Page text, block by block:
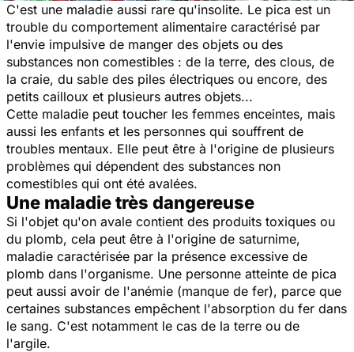
C'est une maladie aussi rare qu'insolite. Le pica est un
trouble du comportement alimentaire caractérisé par
l'envie impulsive de manger des objets ou des
substances non comestibles : de la terre, des clous, de
la craie, du sable des piles électriques ou encore, des
petits cailloux et plusieurs autres objets...
Cette maladie peut toucher les femmes enceintes, mais
aussi les enfants et les personnes qui souffrent de
troubles mentaux. Elle peut être à l'origine de plusieurs
problèmes qui dépendent des substances non
comestibles qui ont été avalées.
Une maladie très dangereuse
Si l'objet qu'on avale contient des produits toxiques ou
du plomb, cela peut être à l'origine de saturnime,
maladie caractérisée par la présence excessive de
plomb dans l'organisme. Une personne atteinte de pica
peut aussi avoir de l'anémie (manque de fer), parce que
certaines substances empêchent l'absorption du fer dans
le sang. C'est notamment le cas de la terre ou de
l'argile.